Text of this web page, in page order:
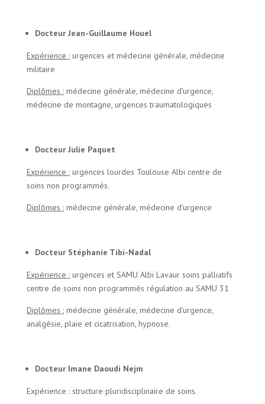
Docteur Jean-Guillaume Houel
Expérience :urgences et médecine générale, médecine
militaire
Diplômes :médecine générale, médecine d’urgence,
médecine de montagne, urgences traumatologiques
Docteur Julie Paquet
Expérience :urgences lourdes Toulouse Albi centre de
soins non programmés.
Diplômes :médecine générale, médecine d’urgence
Docteur Stéphanie Tibi-Nadal
Expérience :urgences et SAMU Albi Lavaur soins palliatifs
centre de soins non programmés régulation au SAMU 31
Diplômes :médecine générale, médecine d’urgence,
analgésie, plaie et cicatrisation, hypnose.
Docteur Imane Daoudi Nejm
Expérience :structure pluridisciplinaire de soins.